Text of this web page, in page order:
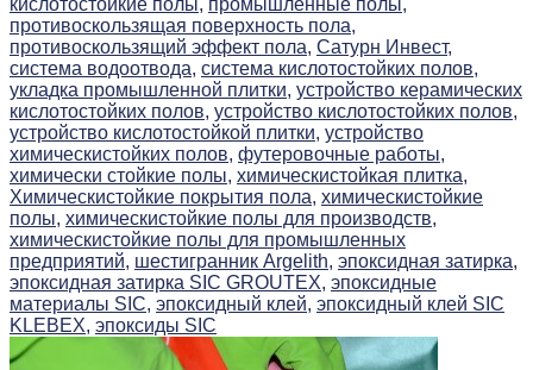
противоскользящая поверхность пола,
противоскользящий эффект пола, Сатурн Инвест,
система водоотвода, система кислотостойких полов,
укладка промышленной плитки, устройство керамических
кислотостойких полов, устройство кислотостойких полов,
устройство кислотостойкой плитки, устройство
химическистойких полов, футеровочные работы,
химически стойкие полы, химическистойкая плитка,
Химическистойкие покрытия пола, химическистойкие
полы, химическистойкие полы для производств,
химическистойкие полы для промышленных
предприятий, шестигранник Argelith, эпоксидная затирка,
эпоксидная затирка SIC GROUTEX, эпоксидные
материалы SIC, эпоксидный клей, эпоксидный клей SIC
KLEBEX, эпоксиды SIC